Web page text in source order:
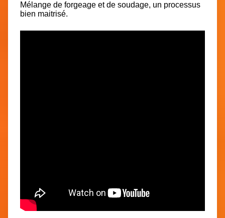
Mélange de forgeage et de soudage, un processus
bien maitrisé.